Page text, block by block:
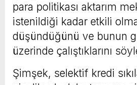
para politikası aktarım
istenildiği kadar etkili
düşündüğünü ve bunun
üzerinde çalıştıklarını
Şimşek, selektif kredi